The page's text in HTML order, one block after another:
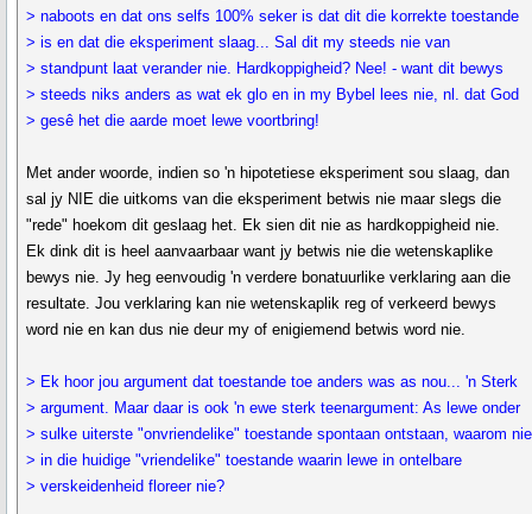
> naboots en dat ons selfs 100% seker is dat dit die korrekte toestande
> is en dat die eksperiment slaag... Sal dit my steeds nie van
> standpunt laat verander nie. Hardkoppigheid? Nee! - want dit bewys
> steeds niks anders as wat ek glo en in my Bybel lees nie, nl. dat God
> gesê het die aarde moet lewe voortbring!
Met ander woorde, indien so 'n hipotetiese eksperiment sou slaag, dan
sal jy NIE die uitkoms van die eksperiment betwis nie maar slegs die
"rede" hoekom dit geslaag het. Ek sien dit nie as hardkoppigheid nie.
Ek dink dit is heel aanvaarbaar want jy betwis nie die wetenskaplike
bewys nie. Jy heg eenvoudig 'n verdere bonatuurlike verklaring aan die
resultate. Jou verklaring kan nie wetenskaplik reg of verkeerd bewys
word nie en kan dus nie deur my of enigiemend betwis word nie.
> Ek hoor jou argument dat toestande toe anders was as nou... 'n Sterk
> argument. Maar daar is ook 'n ewe sterk teenargument: As lewe onder
> sulke uiterste "onvriendelike" toestande spontaan ontstaan, waarom nie
> in die huidige "vriendelike" toestande waarin lewe in ontelbare
> verskeidenheid floreer nie?